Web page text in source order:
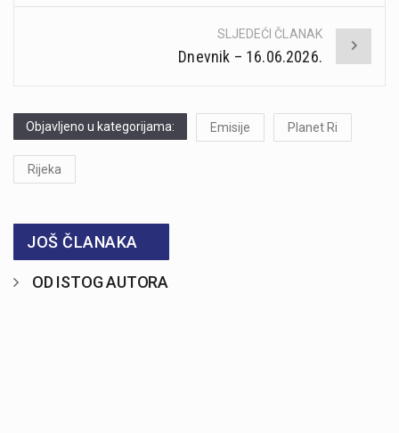
SLJEDEĆI ČLANAK
Dnevnik – 16.06.2026.
Objavljeno u kategorijama: Emisije Planet Ri
Rijeka
JOŠ ČLANAKA
OD ISTOG AUTORA